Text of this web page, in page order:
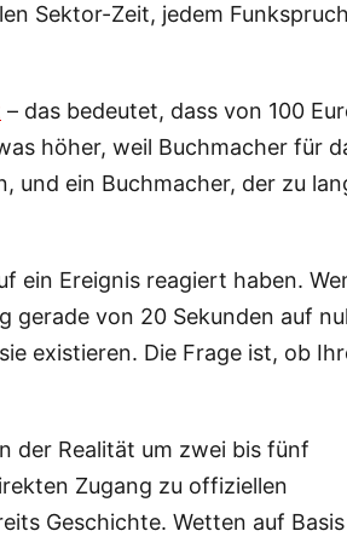
Sektor-Zeit, jedem Funkspruch
– das bedeutet, dass von 100
höher, weil Buchmacher für
und ein Buchmacher, der zu
ein Ereignis reagiert haben.
gerade von 20 Sekunden auf
existieren. Die Frage ist, ob
der Realität um zwei bis fünf
Zugang zu offiziellen
Geschichte. Wetten auf